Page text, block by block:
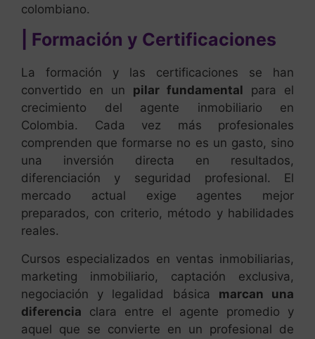
colombiano.
| Formación y Certificaciones
La formación y las certificaciones se han
convertido en un pilar fundamental para el
crecimiento del agente inmobiliario en
Colombia. Cada vez más profesionales
comprenden que formarse no es un gasto, sino
una inversión directa en resultados,
diferenciación y seguridad profesional. El
mercado actual exige agentes mejor
preparados, con criterio, método y habilidades
reales.
Cursos especializados en ventas inmobiliarias,
marketing inmobiliario, captación exclusiva,
negociación y legalidad básica marcan una
diferencia clara entre el agente promedio y
aquel que se convierte en un profesional de